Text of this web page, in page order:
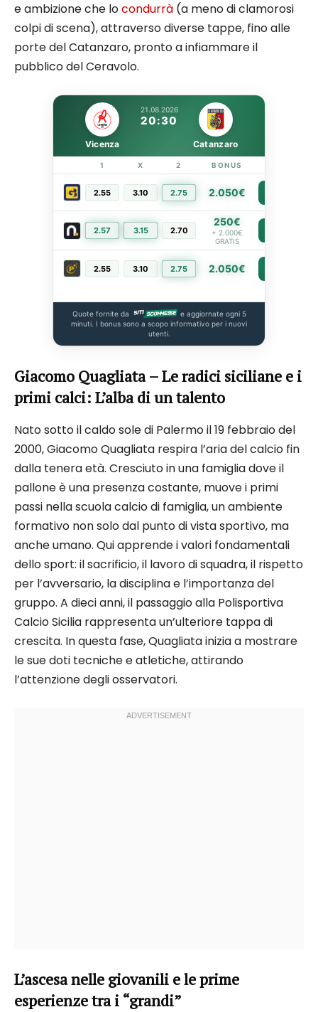
e ambizione che locondurrà (a meno di clamorosi
colpi di scena), attraverso diverse tappe, fino alle
porte del Catanzaro, pronto a infiammare il
pubblico del Ceravolo.
21.08.2026
20:30
Vicenza Catanzaro
1 X 2 BONUS
2.55 3.10 2.75 2.050€
2.57 3.15 2.70
250€
+ 2.000€
GRATIS
2.55 3.10 2.75 2.050€
Quote fornite da
e aggiornate ogni 5
minuti. I bonus sono a scopo informativo per i nuovi
utenti.
Giacomo Quagliata – Le radici siciliane e i
primi calci: L’alba di un talento
Nato sotto il caldo sole di Palermo il 19 febbraio del
2000, Giacomo Quagliata respira l’aria del calcio fin
dalla tenera età. Cresciuto in una famiglia dove il
pallone è una presenza costante, muove i primi
passi nella scuola calcio di famiglia, un ambiente
formativo non solo dal punto di vista sportivo, ma
anche umano. Qui apprende i valori fondamentali
dello sport: il sacrificio, il lavoro di squadra, il rispetto
per l’avversario, la disciplina e l’importanza del
gruppo. A dieci anni, il passaggio alla Polisportiva
Calcio Sicilia rappresenta un’ulteriore tappa di
crescita. In questa fase, Quagliata inizia a mostrare
le sue doti tecniche e atletiche, attirando
l’attenzione degli osservatori.
L’ascesa nelle giovanili e le prime
esperienze tra i “grandi”